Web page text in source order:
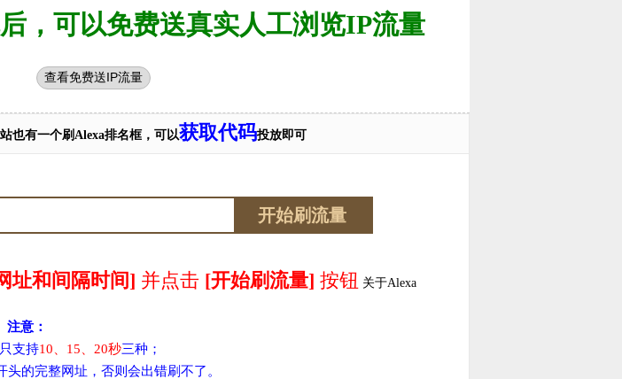
，可以免费送真实人工浏览IP流量
查看免费送IP流量
也有一个刷Alexa排名框，可以获取代码投放即可
址和间隔时间] 并点击 [开始刷流量] 按钮 关于Alexa
注意：
支持10、15、20秒三种；
头的完整网址，否则会出错刷不了。